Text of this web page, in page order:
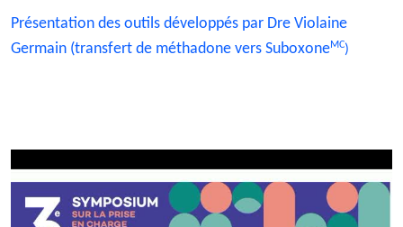
Présentation des outils développés par Dre Violaine
Germain (transfert de méthadone vers SuboxoneMC)